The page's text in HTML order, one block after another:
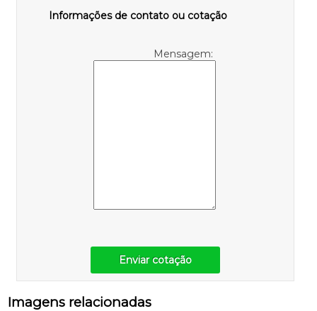
Informações de contato ou cotação
Mensagem:
Enviar cotação
Imagens relacionadas